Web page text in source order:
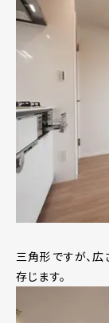
三角形ですが、
存じます。